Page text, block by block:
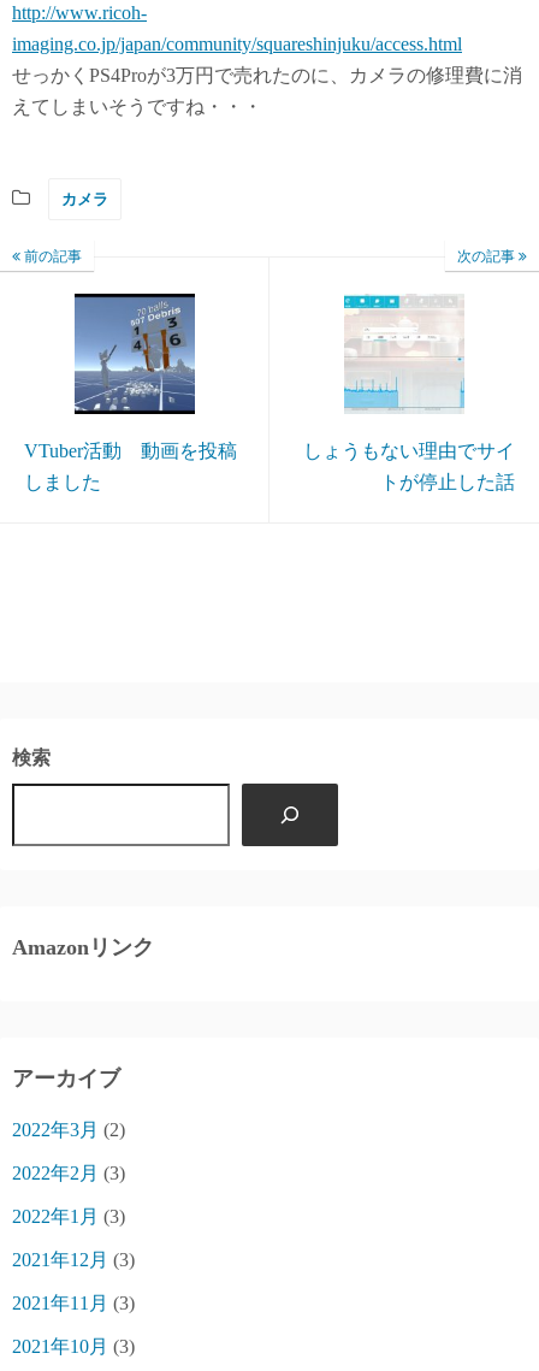
http://www.ricoh-
imaging.co.jp/japan/community/squareshinjuku/access.html
せっかくPS4Proが3万円で売れたのに、カメラの修理費に消
えてしまいそうですね・・・
カメラ
前の記事
VTuber活動 動画を投稿
しました
次の記事
しょうもない理由でサイ
トが停止した話
検索
Amazonリンク
アーカイブ
2022年3月 (2)
2022年2月 (3)
2022年1月 (3)
2021年12月 (3)
2021年11月 (3)
2021年10月 (3)